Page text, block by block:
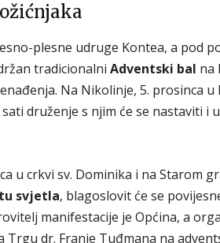
plesne udruge Kontea, a pod
tradicionalni Adventski bal na
Na Nikolinje, 5. prosinca
druženje s njim će se nastaviti i
u crkvi sv. Dominika i na Starom
svjetla, blagoslovit će se
manifestacije je Općina, a
Trgu dr. Franje Tuđmana na